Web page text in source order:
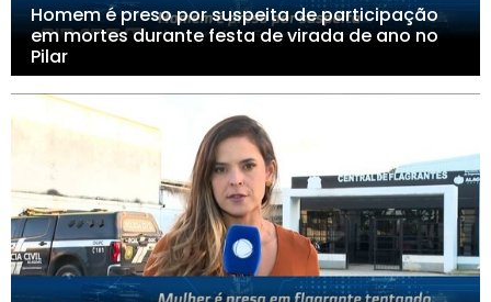
Homem é preso por suspeita de participação
em mortes durante festa de virada de ano no
Pilar